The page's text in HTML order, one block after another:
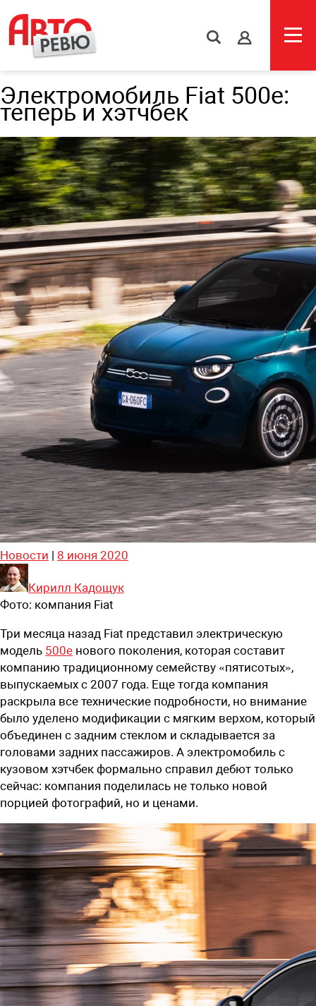
s
Электромобиль Fiat 500e:
теперь и хэтчбек
Новости | 8 июня 2020
Кирилл Кадощук
Фото: компания Fiat
Три месяца назад Fiat представил электрическую
модель 500е нового поколения, которая составит
компанию традиционному семейству «пятисотых»,
выпускаемых с 2007 года. Еще тогда компания
раскрыла все технические подробности, но внимание
было уделено модификации с мягким верхом, который
объединен с задним стеклом и складывается за
головами задних пассажиров. А электромобиль с
кузовом хэтчбек формально справил дебют только
сейчас: компания поделилась не только новой
порцией фотографий, но и ценами.